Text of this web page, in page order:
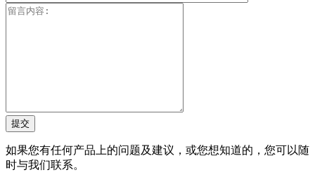
如果您有任何产品上的问题及建议，或您想知道的，您可以随
时与我们联系。